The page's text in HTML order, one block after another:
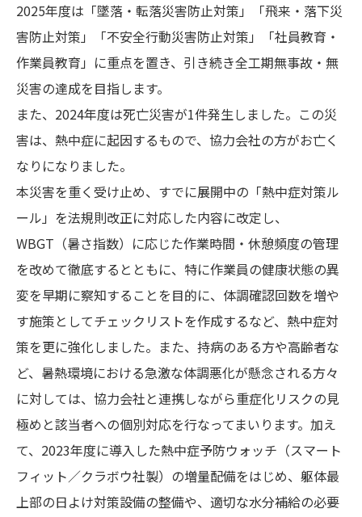
2025年度は「墜落・転落災害防止対策」「飛来・落下災
害防止対策」「不安全行動災害防止対策」「社員教育・
作業員教育」に重点を置き、引き続き全工期無事故・無
災害の達成を目指します。
また、2024年度は死亡災害が1件発生しました。この災
害は、熱中症に起因するもので、協力会社の方がお亡く
なりになりました。
本災害を重く受け止め、すでに展開中の「熱中症対策ル
ール」を法規則改正に対応した内容に改定し、
WBGT（暑さ指数）に応じた作業時間・休憩頻度の管理
を改めて徹底するとともに、特に作業員の健康状態の異
変を早期に察知することを目的に、体調確認回数を増や
す施策としてチェックリストを作成するなど、熱中症対
策を更に強化しました。また、持病のある方や高齢者な
ど、暑熱環境における急激な体調悪化が懸念される方々
に対しては、協力会社と連携しながら重症化リスクの見
極めと該当者への個別対応を行なってまいります。加え
て、2023年度に導入した熱中症予防ウォッチ（スマート
フィット／クラボウ社製）の増量配備をはじめ、躯体最
上部の日よけ対策設備の整備や、適切な水分補給の必要